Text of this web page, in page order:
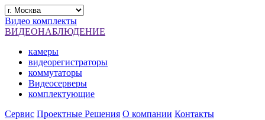
Видео комплекты
ВИДЕОНАБЛЮДЕНИЕ
камеры
видеорегистраторы
коммутаторы
Видеосерверы
комплектующие
Сервис Проектные Решения О компании Контакты